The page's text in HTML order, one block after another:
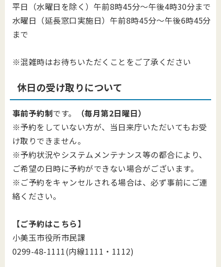
平日（水曜日を除く）午前8時45分～午後4時30分まで
水曜日（延長窓口実施日）午前8時45分～午後6時45分
まで
※混雑時はお待ちいただくことをご了承ください
休日の受け取りについて
事前予約制です。
（毎月第2日曜日）
※予約をしていない方が、当日来庁いただいてもお受
け取りできません。
※予約状況やシステムメンテナンス等の都合により、
ご希望の日時に予約ができない場合がございます。
※ご予約をキャンセルされる場合は、必ず事前にご連
絡ください。
【ご予約はこちら】
小美玉市役所市民課
0299-48-1111(内線1111・1112)